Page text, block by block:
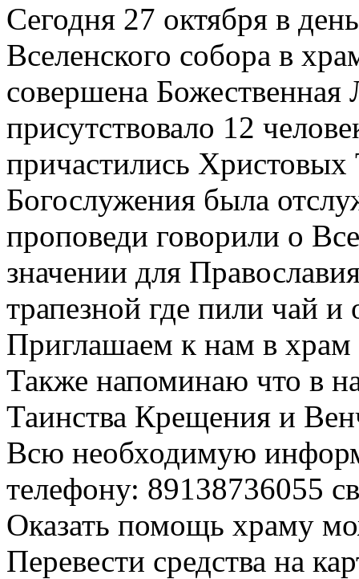
Сегодня 27 октября в
Вселенского собора в
совершена
присутствовало 12
причастились
Богослужения была
проповеди говорили о
значении для
трапезной где пили чай
Приглашаем к нам в храм
Также напоминаю что в
Таинства Крещения и
Всю необходимую
телефону: 89138736055
Оказать помощь храму
Перевести средства на